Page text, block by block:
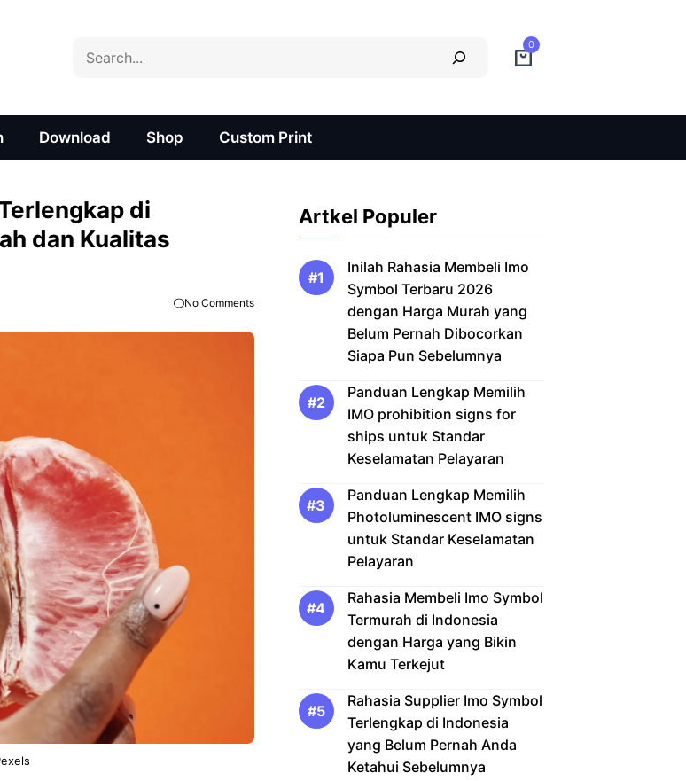
0
Download Shop Custom Print
di
dan Kualitas
No Comments
Artkel Populer
Inilah Rahasia Membeli Imo
Symbol Terbaru 2026
dengan Harga Murah yang
Belum Pernah Dibocorkan
Siapa Pun Sebelumnya
Panduan Lengkap Memilih
IMO prohibition signs for
ships untuk Standar
Keselamatan Pelayaran
Panduan Lengkap Memilih
Photoluminescent IMO signs
untuk Standar Keselamatan
Pelayaran
Rahasia Membeli Imo Symbol
Termurah di Indonesia
dengan Harga yang Bikin
Kamu Terkejut
Rahasia Supplier Imo Symbol
Terlengkap di Indonesia
yang Belum Pernah Anda
Ketahui Sebelumnya